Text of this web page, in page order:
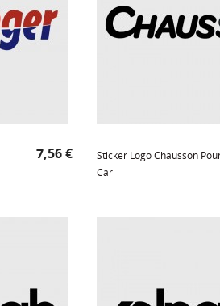
Prix
7,56 €
Sticker Logo Chausson
Car